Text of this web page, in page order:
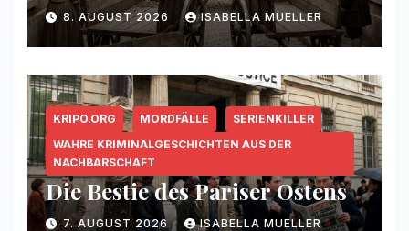
8. AUGUST 2026 ISABELLA MUELLER
KRIPO.ORG MORDFÄLLE
SERIENKILLER
WAHRE KRIMINALGESCHICHTEN AUS DER
NACHBARSCHAFT
Die Bestie des Pariser Ostens
7. AUGUST 2026 ISABELLA MUELLER